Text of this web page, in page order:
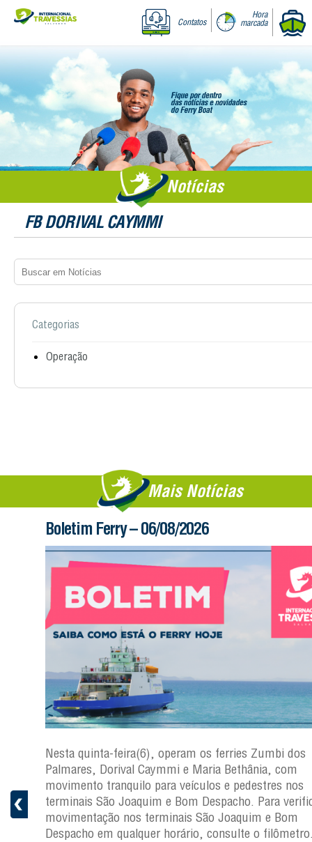
Contatos
Hora
marcada
Notícias
FB DORIVAL CAYMMI
Categorias
Operação
Mais Notícias
Boletim Ferry – 06/08/2026
Nesta quinta-feira(6), operam os ferries Zumbi dos
Palmares, Dorival Caymmi e Maria Bethânia, com
movimento tranquilo para veículos e pedestres nos
terminais São Joaquim e Bom Despacho. Para
movimentação nos terminais São Joaquim e Bom
Despacho em qualquer horário, consulte o